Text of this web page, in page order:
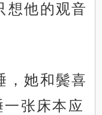
想他的观音
，她和鬓喜
张床本应